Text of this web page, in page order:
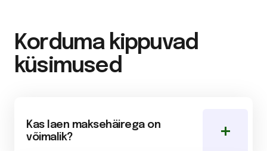
Korduma kippuvad
küsimused
Kas laen maksehäirega on
võimalik?